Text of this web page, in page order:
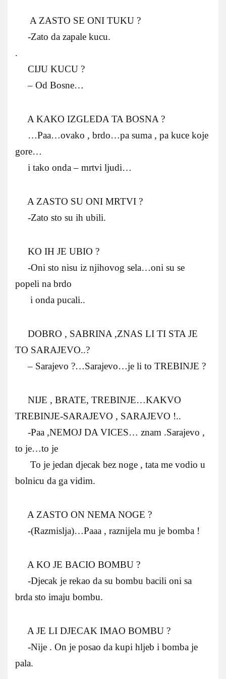
A ZASTO SE ONI TUKU ?
-Zato da zapale kucu.
.
CIJU KUCU ?
– Od Bosne…
A KAKO IZGLEDA TA BOSNA ?
…Paa…ovako , brdo…pa suma , pa kuce koje
gore…
i tako onda – mrtvi ljudi…
A ZASTO SU ONI MRTVI ?
-Zato sto su ih ubili.
KO IH JE UBIO ?
-Oni sto nisu iz njihovog sela…oni su se
popeli na brdo
i onda pucali..
DOBRO , SABRINA ,ZNAS LI TI STA JE
TO SARAJEVO..?
– Sarajevo ?…Sarajevo…je li to TREBINJE ?
NIJE , BRATE, TREBINJE…KAKVO
TREBINJE-SARAJEVO , SARAJEVO !..
-Paa ,NEMOJ DA VICES… znam .Sarajevo ,
to je…to je
To je jedan djecak bez noge , tata me vodio u
bolnicu da ga vidim.
A ZASTO ON NEMA NOGE ?
-(Razmislja)…Paaa , raznijela mu je bomba !
A KO JE BACIO BOMBU ?
-Djecak je rekao da su bombu bacili oni sa
brda sto imaju bombu.
A JE LI DJECAK IMAO BOMBU ?
-Nije . On je posao da kupi hljeb i bomba je
pala.